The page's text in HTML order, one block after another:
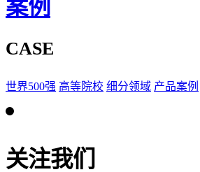
案例
CASE
世界500强 高等院校 细分领域 产品案例
关注我们